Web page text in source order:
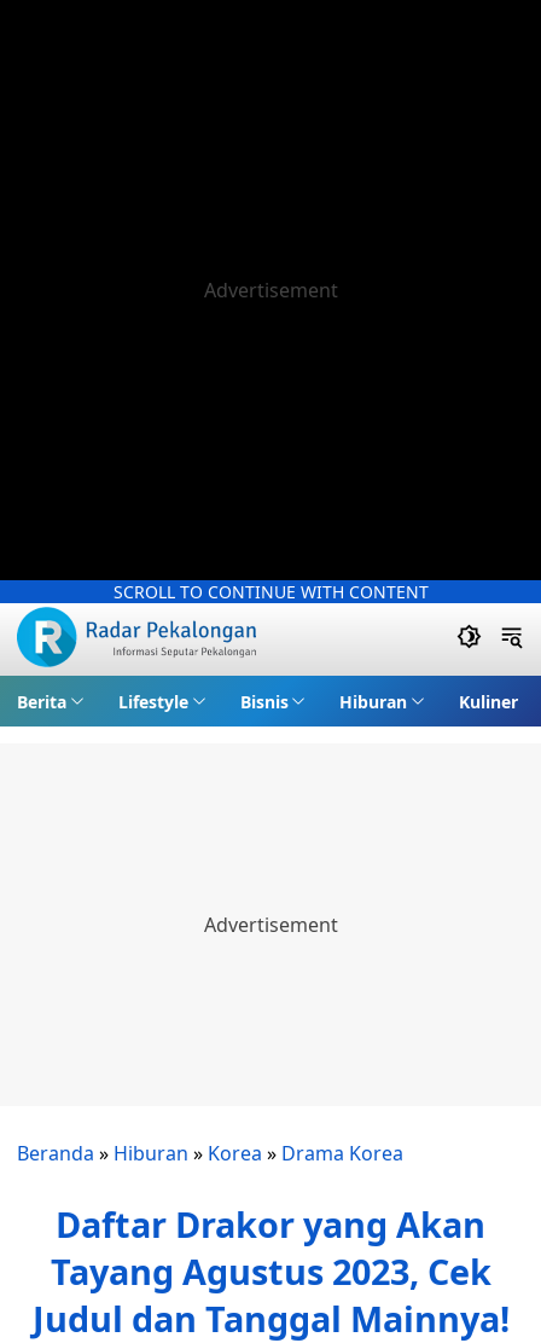
SCROLL TO CONTINUE WITH CONTENT
Berita Lifestyle Bisnis Hiburan Kuliner
Beranda » Hiburan » Korea » Drama Korea
Daftar Drakor yang Akan
Tayang Agustus 2023, Cek
Judul dan Tanggal Mainnya!